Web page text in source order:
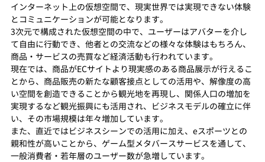
インターネット上の仮想空間で、現実世界では実現できない体験
とコミュニケーションが可能となります。
3次元で構成された仮想空間の中で、ユーザーはアバターを介し
て自由に行動でき、他者との交流などの様々な体験はもちろん、
商品・サービスの売買など経済活動も行われています。
現在では、商品がECサイトより現実感のある商品展示が行えるこ
とから、商品販売の新たな顧客接点としての活用や、解像度の高
い空間を創造できることから観光地を再現し、関係人口の増加を
実現するなど観光振興にも活用され、ビジネスモデルの確立に伴
い、その市場規模は年々増加しています。
また、直近ではビジネスシーンでの活用に加え、eスポーツとの
親和性が高いことから、ゲーム型メタバースサービスを通して、
一般消費者・若年層のユーザー数が急増しています。